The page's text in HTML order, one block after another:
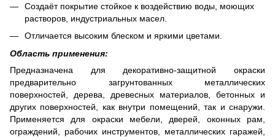
Создаёт покрытие стойкое к воздействию воды, моющих
растворов, индустриальных масел.
Отличается высоким блеском и яркими цветами.
Область применения:
Предназначена для декоративно-защитной окраски
предварительно загрунтованных металлических
поверхностей, дерева, древесных материалов, бетонных и
других поверхностей, как внутри помещений, так и снаружи.
Применяется для окраски мебели, дверей, оконных рам,
ограждений, рабочих инструментов, металлических гаражей,